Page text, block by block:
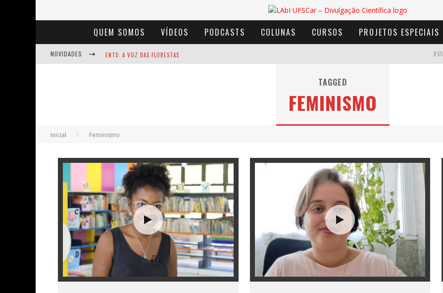
QUEM SOMOS VÍDEOS PODCASTS COLUNAS CURSOS PROJETOS ESPECIAIS
NOVIDADES ENTS: A VOZ DAS FLORESTAS
BAÚ DE HISTÓRIAS - A JAMAIS IMAGINADA AVENTURA COM OS MOINHOS DE VENTO
RSS
TAGGED
FEMINISMO
Inicial Feminismo